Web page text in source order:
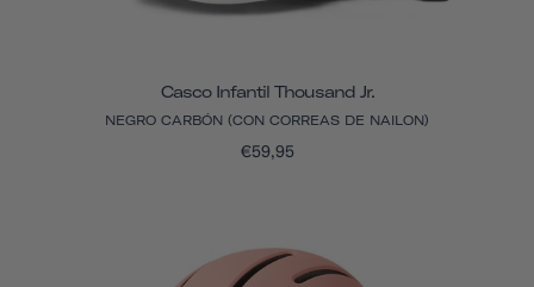
Casco Infantil Thousand Jr.
NEGRO CARBÓN (CON CORREAS DE NAILON)
€59,95